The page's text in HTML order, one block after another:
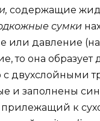
содержащие
сумки
или давление
то она образует
с двухслойными
и заполнены
прилежащий к